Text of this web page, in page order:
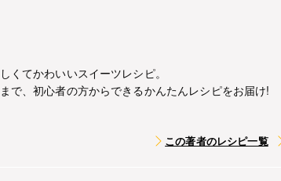
くてかわいいスイーツレシピ。
で、初心者の方からできるかんたんレシピをお届け!
この著者のレシピ一覧